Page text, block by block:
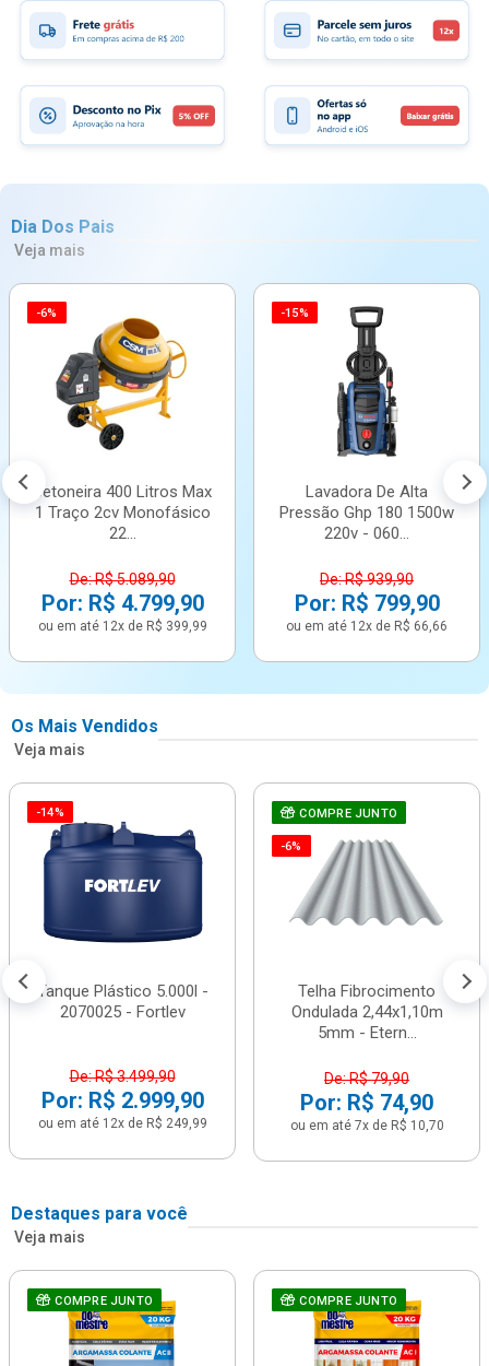
Dia Dos Pais
Veja mais
-6%
Betoneira 400 Litros Max
1 Traço 2cv Monofásico
22...
De: R$ 5.089,90
Por: R$ 4.799,90
ou em até 12x de R$ 399,99
-15%
Lavadora De Alta
Pressão Ghp 180 1500w
220v - 060...
De: R$ 939,90
Por: R$ 799,90
ou em até 12x de R$ 66,66
Os Mais Vendidos
Veja mais
-14%
Tanque Plástico 5.000l -
2070025 - Fortlev
De: R$ 3.499,90
Por: R$ 2.999,90
ou em até 12x de R$ 249,99
COMPRE JUNTO
-6%
Telha Fibrocimento
Ondulada 2,44x1,10m
5mm - Etern...
De: R$ 79,90
Por: R$ 74,90
ou em até 7x de R$ 10,70
Destaques para você
Veja mais
COMPRE JUNTO COMPRE JUNTO